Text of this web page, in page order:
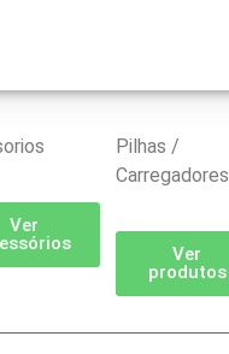
Ver
Pilhas /
Carregadores
Ver
produtos